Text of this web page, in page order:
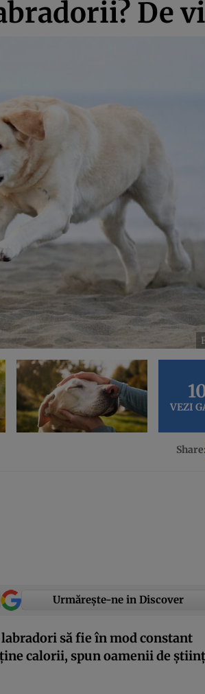
De
VEZI
Share:
Urmărește-ne in Discover
să fie în mod constant
calorii, spun oamenii de